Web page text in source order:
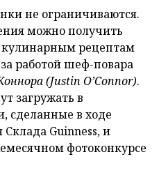
не ограничиваются.
можно получить
рецептам
работой шеф-повара
(Justin O’Connor).
загружать в
сделанные в ходе
Склада Guinness, и
фотоконкурсе